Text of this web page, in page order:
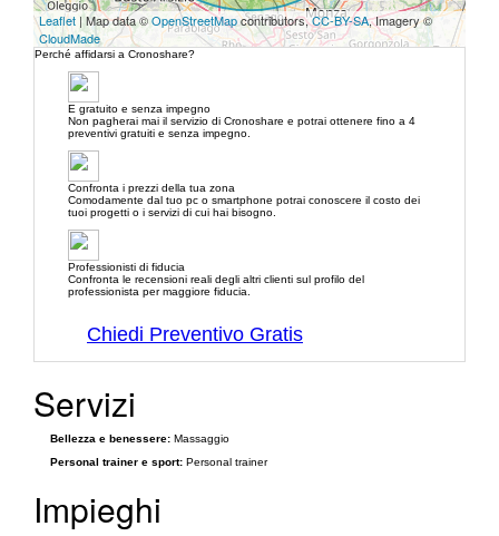
Leaflet | Map data ©OpenStreetMapcontributors,CC-BY-SA, Imagery ©
CloudMade
Perché affidarsi a Cronoshare?
E gratuito e senza impegno
Non pagherai mai il servizio di Cronoshare e potrai ottenere fino a 4
preventivi gratuiti e senza impegno.
Confronta i prezzi della tua zona
Comodamente dal tuo pc o smartphone potrai conoscere il costo dei
tuoi progetti o i servizi di cui hai bisogno.
Professionisti di fiducia
Confronta le recensioni reali degli altri clienti sul profilo del
professionista per maggiore fiducia.
Chiedi Preventivo Gratis
Servizi
Bellezza e benessere: Massaggio
Personal trainer e sport: Personal trainer
Impieghi